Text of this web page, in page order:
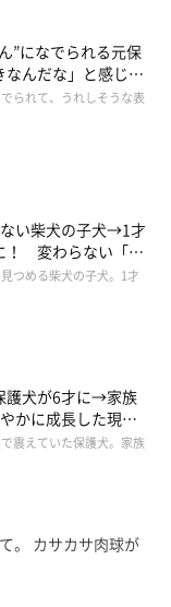
”になでられる元保
んだな」と感じる
られて、うれしそうな表
い柴犬の子犬→1才
！ 変わらない「く
ほっこり
つめる柴犬の子犬。1才
護犬が6才に→家族
かに成長した現在
震えていた保護犬。家族
。 カサカサ肉球が